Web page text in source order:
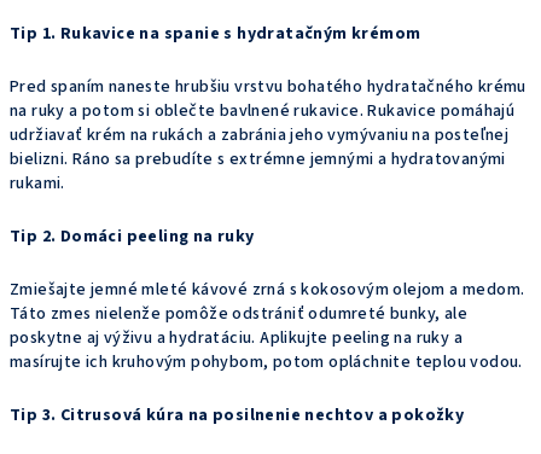
Tip 1. Rukavice na spanie s hydratačným krémom
Pred spaním naneste hrubšiu vrstvu bohatého hydratačného krému
na ruky a potom si oblečte bavlnené rukavice. Rukavice pomáhajú
udržiavať krém na rukách a zabránia jeho vymývaniu na posteľnej
bielizni. Ráno sa prebudíte s extrémne jemnými a hydratovanými
rukami.
Tip 2. Domáci peeling na ruky
Zmiešajte jemné mleté kávové zrná s kokosovým olejom a medom.
Táto zmes nielenže pomôže odstrániť odumreté bunky, ale
poskytne aj výživu a hydratáciu. Aplikujte peeling na ruky a
masírujte ich kruhovým pohybom, potom opláchnite teplou vodou.
Tip 3. Citrusová kúra na posilnenie nechtov a pokožky